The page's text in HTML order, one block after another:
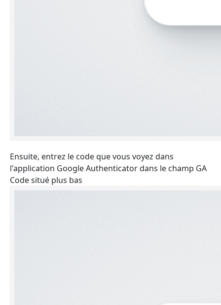
Ensuite, entrez le code que vous voyez dans
l'application Google Authenticator dans le champ GA
Code situé plus bas